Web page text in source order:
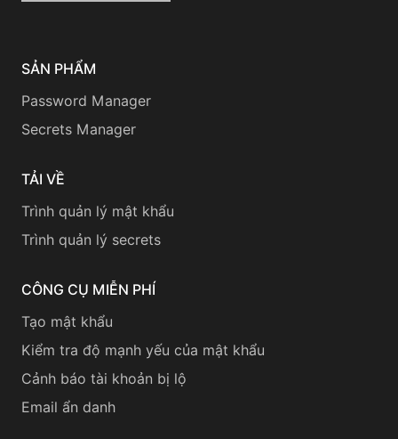
SẢN PHẨM
Password Manager
Secrets Manager
TẢI VỀ
Trình quản lý mật khẩu
Trình quản lý secrets
CÔNG CỤ MIỄN PHÍ
Tạo mật khẩu
Kiểm tra độ mạnh yếu của mật khẩu
Cảnh báo tài khoản bị lộ
Email ẩn danh